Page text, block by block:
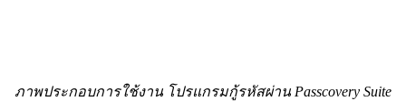
ภาพประกอบการใช้งาน โปรแกรมกู้รหัสผ่าน Passcovery Suite